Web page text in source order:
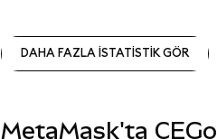
DAHA FAZLA İSTATİSTİK GÖR
MetaMask'ta